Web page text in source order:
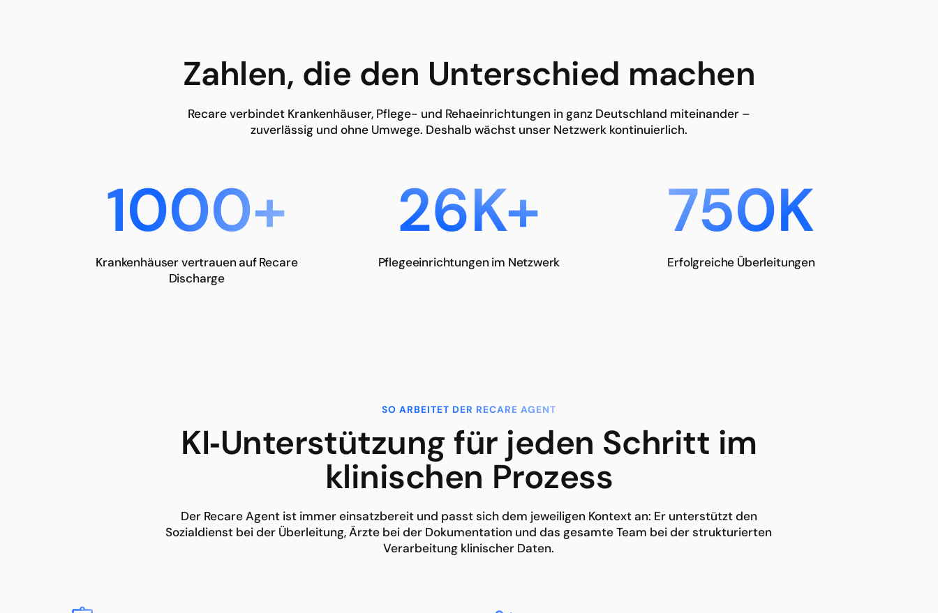
Zahlen, die den Unterschied machen
Recare verbindet Krankenhäuser, Pflege- und Rehaeinrichtungen in ganz Deutschland miteinander –
zuverlässig und ohne Umwege. Deshalb wächst unser Netzwerk kontinuierlich.
1000+
Krankenhäuser vertrauen auf Recare
Discharge
26K+
Pflegeeinrichtungen im Netzwerk
750K
Erfolgreiche Überleitungen
SO ARBEITET DER RECARE AGENT
KI‑Unterstützung für jeden Schritt im
klinischen Prozess
Der Recare Agent ist immer einsatzbereit und passt sich dem jeweiligen Kontext an: Er unterstützt den
Sozialdienst bei der Überleitung, Ärzte bei der Dokumentation und das gesamte Team bei der strukturierten
Verarbeitung klinischer Daten.